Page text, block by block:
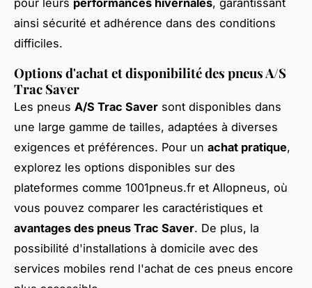
pour leurs performances hivernales, garantissant
ainsi sécurité et adhérence dans des conditions
difficiles.
Options d'achat et disponibilité des pneus A/S
Trac Saver
Les pneus A/S Trac Saver sont disponibles dans
une large gamme de tailles, adaptées à diverses
exigences et préférences. Pour un achat pratique,
explorez les options disponibles sur des
plateformes comme 1001pneus.fr et Allopneus, où
vous pouvez comparer les caractéristiques et
avantages des pneus Trac Saver. De plus, la
possibilité d'installations à domicile avec des
services mobiles rend l'achat de ces pneus encore